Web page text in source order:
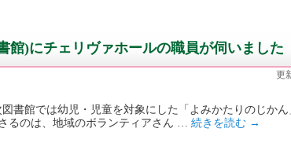
館)にチェリヴァホールの職員が伺いました
更
では幼児・児童を対象にした「よみかたりのじかん
るのは、地域のボランティアさん … 続きを読む →